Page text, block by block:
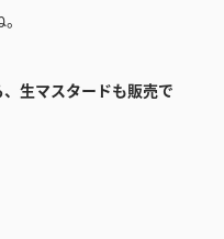
、生マスタードも販売で